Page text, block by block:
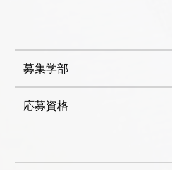
募集学部
応募資格